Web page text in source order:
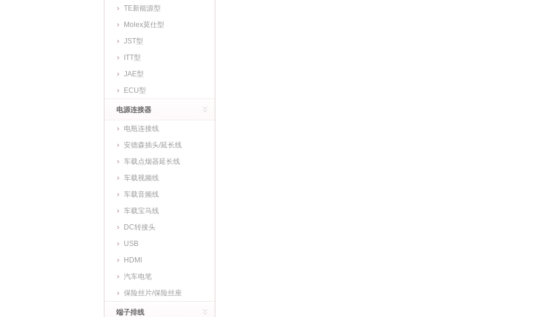
TE新能源型
Molex莫仕型
JST型
ITT型
JAE型
ECU型
电源连接器
电瓶连接线
安德森插头/延长线
车载点烟器延长线
车载视频线
车载音频线
车载宝马线
DC转接头
USB
HDMI
汽车电笔
保险丝片/保险丝座
端子排线